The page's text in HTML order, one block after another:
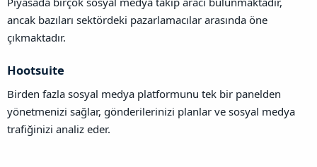
ancak bazıları sektördeki pazarlamacılar arasında öne
çıkmaktadır.
Hootsuite​
Birden fazla sosyal medya platformunu tek bir panelden
yönetmenizi sağlar, gönderilerinizi planlar ve sosyal medya
trafiğinizi analiz eder.